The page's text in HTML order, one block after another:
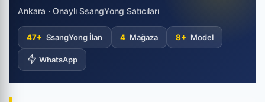
Ankara · Onaylı SsangYong Satıcıları
47+ SsangYong İlan 4 Mağaza 8+ Model
WhatsApp